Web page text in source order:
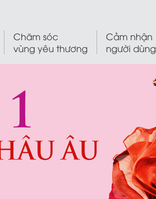
Chăm sóc
vùng yêu thương
Cảm nhận
người dùng